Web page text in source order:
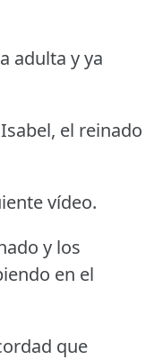
adulta y ya
el reinado
vídeo.
y los
en el
que